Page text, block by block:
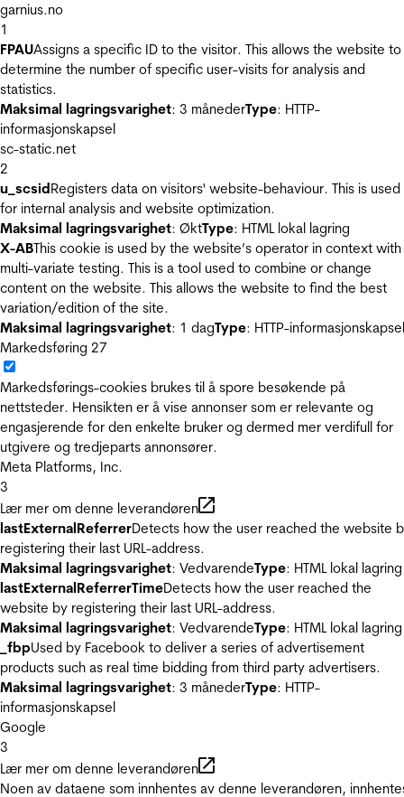
garnius.no
1
FPAUAssigns a specific ID to the visitor. This allows the website to
determine the number of specific user-visits for analysis and
statistics.
Maksimal lagringsvarighet: 3 månederType: HTTP-
informasjonskapsel
sc-static.net
2
u_scsidRegisters data on visitors' website-behaviour. This is used
for internal analysis and website optimization.
Maksimal lagringsvarighet: ØktType: HTML lokal lagring
X-ABThis cookie is used by the website’s operator in context with
multi-variate testing. This is a tool used to combine or change
content on the website. This allows the website to find the best
variation/edition of the site.
Maksimal lagringsvarighet: 1 dagType: HTTP-informasjonskapsel
Markedsføring 27
Markedsførings-cookies brukes til å spore besøkende på
nettsteder. Hensikten er å vise annonser som er relevante og
engasjerende for den enkelte bruker og dermed mer verdifull for
utgivere og tredjeparts annonsører.
Meta Platforms, Inc.
3
Lær mer om denne leverandøren
lastExternalReferrerDetects how the user reached the website
registering their last URL-address.
Maksimal lagringsvarighet: VedvarendeType: HTML lokal lagring
lastExternalReferrerTimeDetects how the user reached the
website by registering their last URL-address.
Maksimal lagringsvarighet: VedvarendeType: HTML lokal lagring
_fbpUsed by Facebook to deliver a series of advertisement
products such as real time bidding from third party advertisers.
Maksimal lagringsvarighet: 3 månederType: HTTP-
informasjonskapsel
Google
3
Lær mer om denne leverandøren
Noen av dataene som innhentes av denne leverandøren,